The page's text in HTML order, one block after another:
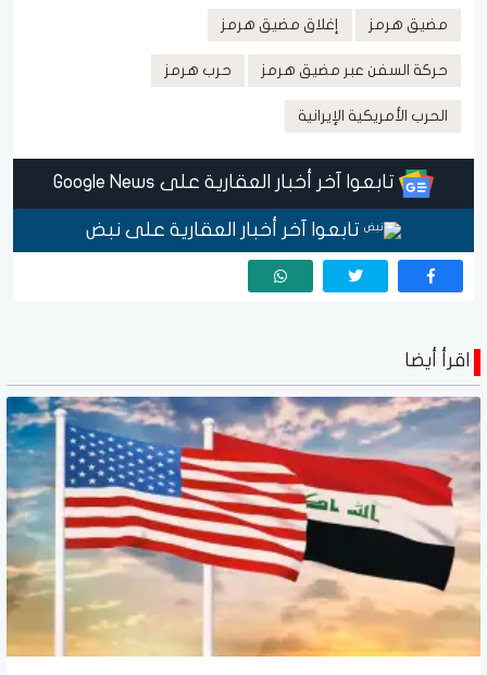
مضيق هرمز إغلاق مضيق هرمز
حركة السفن عبر مضيق هرمز حرب هرمز
الحرب الأمريكية الإيرانية
تابعوا آخر أخبار العقارية على Google News
تابعوا آخر أخبار العقارية على نبض
اقرأ أيضا